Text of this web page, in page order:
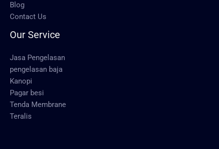
Blog
Contact Us
Our Service
Jasa Pengelasan
pengelasan baja
Kanopi
Pagar besi
Tenda Membrane
Teralis